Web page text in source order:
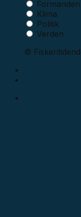
Klima
Politik
Verden
©